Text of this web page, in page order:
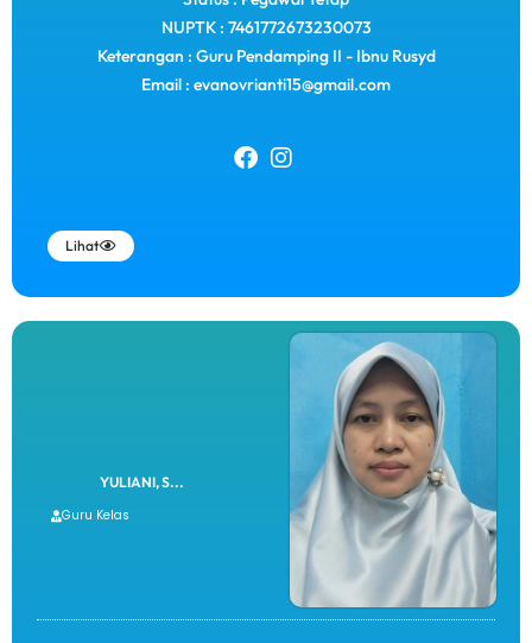
NUPTK : 7461772673230073
Keterangan : Guru Pendamping II - Ibnu Rusyd
Email : evanovrianti15@gmail.com
Lihat
YULIANI, S...
Guru Kelas